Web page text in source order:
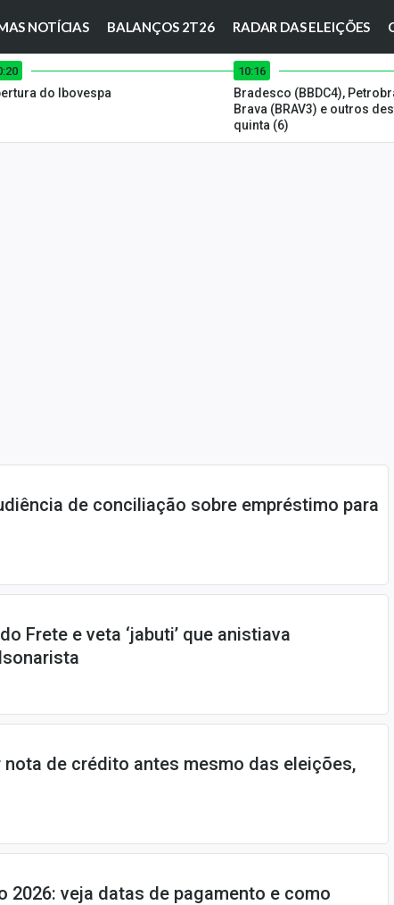
NOTÍCIAS BALANÇOS 2T26 RADAR DAS ELEIÇÕES
do Ibovespa
10:16
Bradesco (BBDC4),
Brava (BRAV3) e outros
quinta (6)
de conciliação sobre empréstimo para
Frete e veta ‘jabuti’ que anistiava
nota de crédito antes mesmo das eleições,
2026: veja datas de pagamento e como